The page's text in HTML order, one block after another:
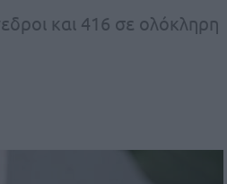
και 416 σε ολόκληρη